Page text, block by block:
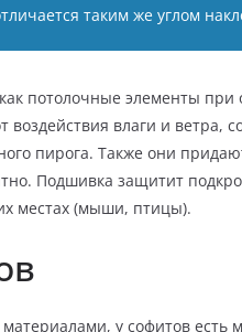
таким же углом
потолочные элементы при
воздействия влаги и ветра,
пирога. Также они
Подшивка защитит
местах (мыши, птицы).
у софитов есть